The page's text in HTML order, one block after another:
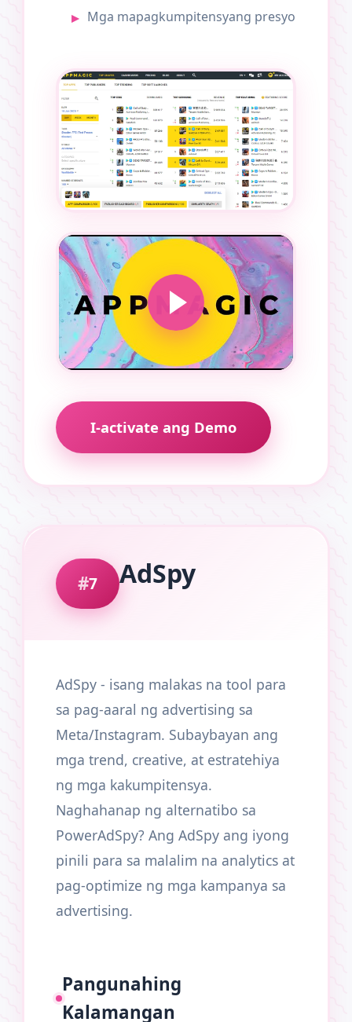
Mga mapagkumpitensyang presyo
I-activate ang Demo
7 AdSpy
AdSpy - isang malakas na tool para
sa pag-aaral ng advertising sa
Meta/Instagram. Subaybayan ang
mga trend, creative, at estratehiya
ng mga kakumpitensya.
Naghahanap ng alternatibo sa
PowerAdSpy? Ang AdSpy ang iyong
pinili para sa malalim na analytics at
pag-optimize ng mga kampanya sa
advertising.
Pangunahing
Kalamangan